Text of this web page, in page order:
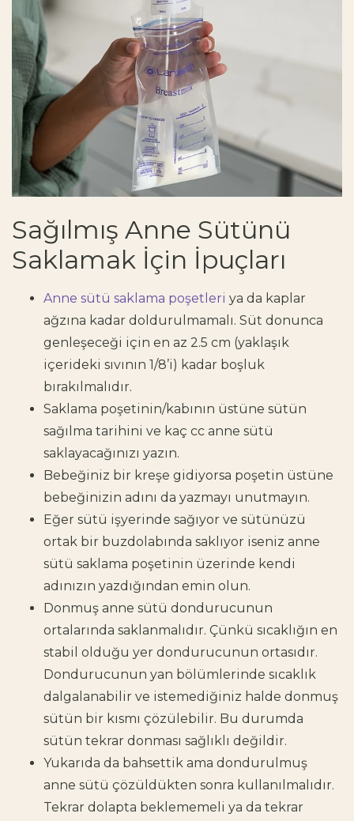
Sağılmış Anne Sütünü
Saklamak İçin İpuçları
Anne sütü saklama poşetleri ya da kaplar
ağzına kadar doldurulmamalı. Süt donunca
genleşeceği için en az 2.5 cm (yaklaşık
içerideki sıvının 1/8’i) kadar boşluk
bırakılmalıdır.
Saklama poşetinin/kabının üstüne sütün
sağılma tarihini ve kaç cc anne sütü
saklayacağınızı yazın.
Bebeğiniz bir kreşe gidiyorsa poşetin üstüne
bebeğinizin adını da yazmayı unutmayın.
Eğer sütü işyerinde sağıyor ve sütünüzü
ortak bir buzdolabında saklıyor iseniz anne
sütü saklama poşetinin üzerinde kendi
adınızın yazdığından emin olun.
Donmuş anne sütü dondurucunun
ortalarında saklanmalıdır. Çünkü sıcaklığın en
stabil olduğu yer dondurucunun ortasıdır.
Dondurucunun yan bölümlerinde sıcaklık
dalgalanabilir ve istemediğiniz halde donmuş
sütün bir kısmı çözülebilir. Bu durumda
sütün tekrar donması sağlıklı değildir.
Yukarıda da bahsettik ama dondurulmuş
anne sütü çözüldükten sonra kullanılmalıdır.
Tekrar dolapta beklememeli ya da tekrar